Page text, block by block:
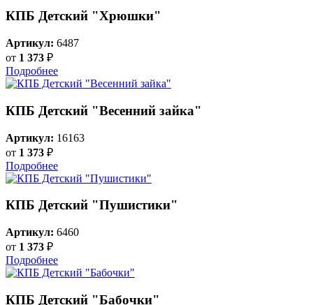
КПБ Детский "Хрюшки"
Артикул: 6487
от 1 373 ₽
Подробнее
КПБ Детский "Весенний зайка"
Артикул: 16163
от 1 373 ₽
Подробнее
КПБ Детский "Пушистики"
Артикул: 6460
от 1 373 ₽
Подробнее
КПБ Детский "Бабочки"